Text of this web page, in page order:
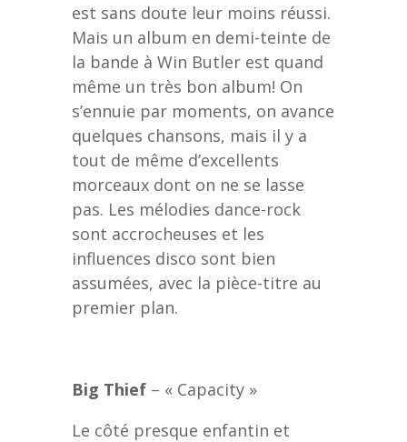
est sans doute leur moins réussi.
Mais un album en demi-teinte de
la bande à Win Butler est quand
même un très bon album! On
s’ennuie par moments, on avance
quelques chansons, mais il y a
tout de même d’excellents
morceaux dont on ne se lasse
pas. Les mélodies dance-rock
sont accrocheuses et les
influences disco sont bien
assumées, avec la pièce-titre au
premier plan.
Big Thief – « Capacity »
Le côté presque enfantin et